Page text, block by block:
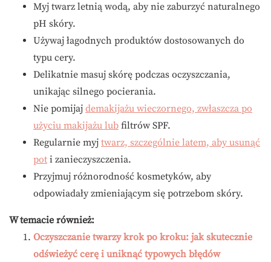
Myj twarz letnią wodą, aby nie zaburzyć naturalnego
pH skóry.
Używaj łagodnych produktów dostosowanych do
typu cery.
Delikatnie masuj skórę podczas oczyszczania,
unikając silnego pocierania.
Nie pomijaj demakijażu wieczornego, zwłaszcza po
użyciu makijażu lub filtrów SPF.
Regularnie myj twarz, szczególnie latem, aby usunąć
pot i zanieczyszczenia.
Przyjmuj różnorodność kosmetyków, aby
odpowiadały zmieniającym się potrzebom skóry.
W temacie również:
Oczyszczanie twarzy krok po kroku: jak skutecznie
odświeżyć cerę i uniknąć typowych błędów